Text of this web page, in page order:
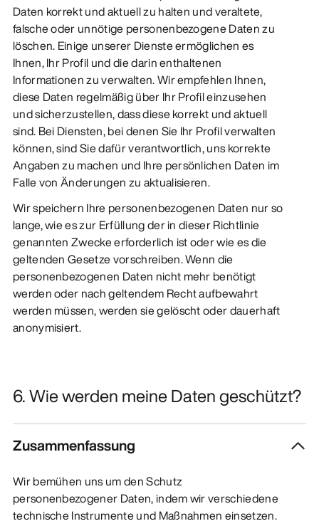
Daten korrekt und aktuell zu halten und veraltete,
falsche oder unnötige personenbezogene Daten zu
löschen. Einige unserer Dienste ermöglichen es
Ihnen, Ihr Profil und die darin enthaltenen
Informationen zu verwalten. Wir empfehlen Ihnen,
diese Daten regelmäßig über Ihr Profil einzusehen
und sicherzustellen, dass diese korrekt und aktuell
sind. Bei Diensten, bei denen Sie Ihr Profil verwalten
können, sind Sie dafür verantwortlich, uns korrekte
Angaben zu machen und Ihre persönlichen Daten im
Falle von Änderungen zu aktualisieren.
Wir speichern Ihre personenbezogenen Daten nur so
lange, wie es zur Erfüllung der in dieser Richtlinie
genannten Zwecke erforderlich ist oder wie es die
geltenden Gesetze vorschreiben. Wenn die
personenbezogenen Daten nicht mehr benötigt
werden oder nach geltendem Recht aufbewahrt
werden müssen, werden sie gelöscht oder dauerhaft
anonymisiert.
6. Wie werden meine Daten geschützt?
Zusammenfassung
Wir bemühen uns um den Schutz
personenbezogener Daten, indem wir verschiedene
technische Instrumente und Maßnahmen einsetzen.